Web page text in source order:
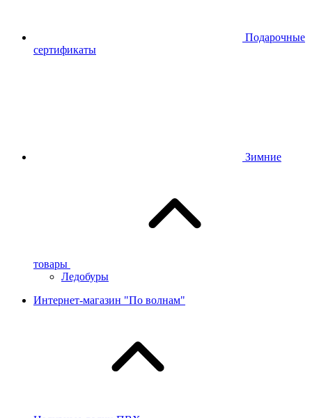
Подарочные
сертификаты
Зимние
товары
Ледобуры
Интернет-магазин "По волнам"